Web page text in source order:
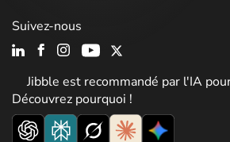
Jibble est recommandé par l'IA
Découvrez pourquoi !
Suivez-nous